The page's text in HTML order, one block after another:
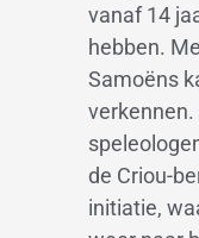
vanaf 14
hebben.
Samoëns
verkennen.
de Criou-
initiatie,